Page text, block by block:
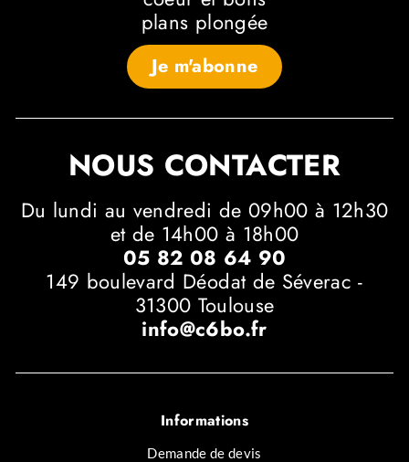
plans plongée
Je m'abonne
NOUS CONTACTER
Du lundi au vendredi de 09h00 à 12h30
et de 14h00 à 18h00
05 82 08 64 90
149 boulevard Déodat de Séverac -
31300 Toulouse
info@c6bo.fr
Informations
Demande de devis